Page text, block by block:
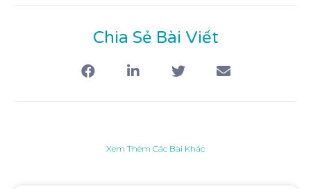
Chia Sẻ Bài Viết
Xem Thêm Các Bài Khác